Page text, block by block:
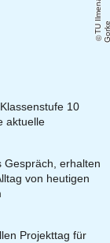
10
aktuelle
Gespräch, erhalten
von heutigen
Projekttag für